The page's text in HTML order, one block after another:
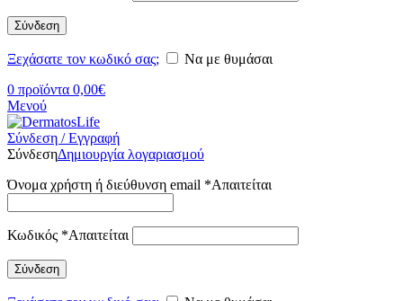
Σύνδεση
Ξεχάσατε τον κωδικό σας;
Να με θυμάσαι
0 προϊόντα 0,00€
Μενού
Σύνδεση / Εγγραφή
ΣύνδεσηΔημιουργία λογαριασμού
Όνομα χρήστη ή διεύθυνση email *Απαιτείται
Κωδικός *Απαιτείται
Σύνδεση